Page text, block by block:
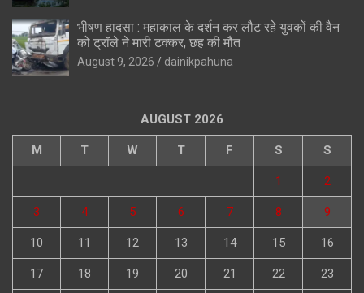
भीषण हादसा : महाकाल के दर्शन कर लौट रहे युवकों की वैन
को ट्रॉले ने मारी टक्कर, छह की मौत
August 9, 2026 dainikpahuna
AUGUST 2026
M T W T F S S
1 2
3 4 5 6 7 8 9
10 11 12 13 14 15 16
17 18 19 20 21 22 23